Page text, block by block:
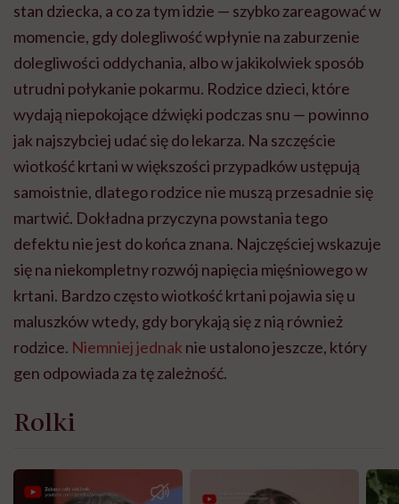
stan dziecka, a co za tym idzie — szybko zareagować w
momencie, gdy dolegliwość wpłynie na zaburzenie
dolegliwości oddychania, albo w jakikolwiek sposób
utrudni połykanie pokarmu. Rodzice dzieci, które
wydają niepokojące dźwięki podczas snu — powinno
jak najszybciej udać się do lekarza. Na szczęście
wiotkość krtani w większości przypadków ustępują
samoistnie, dlatego rodzice nie muszą przesadnie się
martwić. Dokładna przyczyna powstania tego
defektu nie jest do końca znana. Najczęściej wskazuje
się na niekompletny rozwój napięcia mięśniowego w
krtani. Bardzo często wiotkość krtani pojawia się u
maluszków wtedy, gdy borykają się z nią również
rodzice. Niemniej jednak nie ustalono jeszcze, który
gen odpowiada za tę zależność.
Rolki